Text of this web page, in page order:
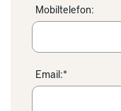
Mobiltelefon:
Email:*